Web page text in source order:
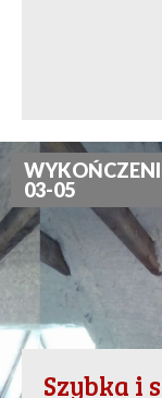
03-05
Szybka i